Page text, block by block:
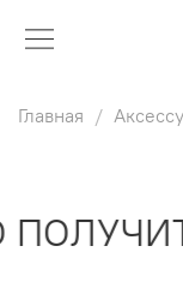
Главная